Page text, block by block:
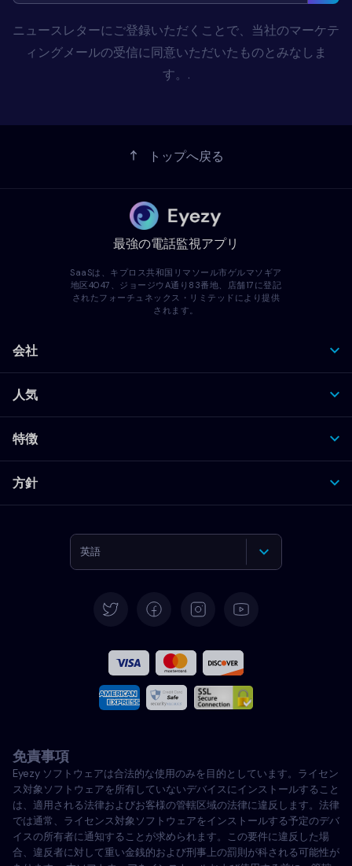
ニュースレターにご登録いただくことで、当社のマーケテ
ィングメールの受信に同意いただいたものとみなしま
す。.
トップへ戻る
最強の電話監視アプリ
SaaSは、キプロス共和国リマソール市ゲルマソギア
地区4047、ジョージウA通り83番地、店舗17に登記
されたフォーチュネックス・リミテッドにより提供
されます。
会社
人気
特徴
方針
英語
フランス語
イタリア語
トルコ語
ポーランド語
免責事項
Eyezy ソフトウェアは合法的な使用のみを目的としています。ライセン
ス対象ソフトウェアを所有していないデバイスにインストールすること
は、適用される法律およびお客様の管轄区域の法律に違反します。法律
では通常、ライセンス対象ソフトウェアをインストールする予定のデバ
イスの所有者に通知することが求められます。この要件に違反した場
合、違反者に対して重い金銭的および刑事上の罰則が科される可能性が